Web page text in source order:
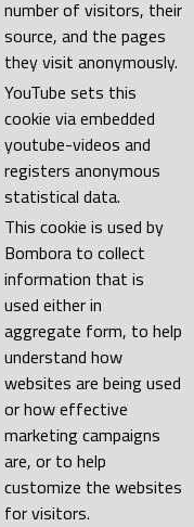
number of visitors, their
source, and the pages
they visit anonymously.
YouTube sets this
cookie via embedded
youtube-videos and
registers anonymous
statistical data.
This cookie is used by
Bombora to collect
information that is
used either in
aggregate form, to help
understand how
websites are being used
or how effective
marketing campaigns
are, or to help
customize the websites
for visitors.